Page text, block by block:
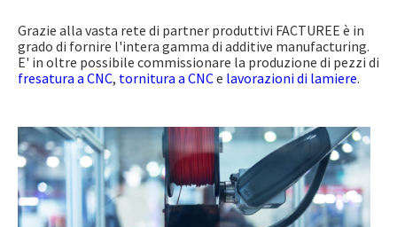
Grazie alla vasta rete di partner produttivi FACTUREE è in
grado di fornire l'intera gamma di additive manufacturing.
E' in oltre possibile commissionare la produzione di pezzi di
fresatura a CNC, tornitura a CNCe lavorazioni di lamiere.